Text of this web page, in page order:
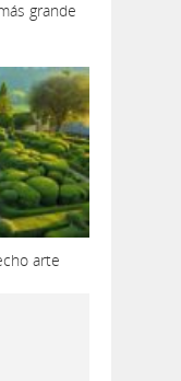
grande
arte